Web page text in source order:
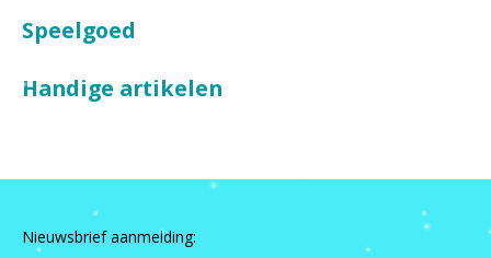
Speelgoed
Handige artikelen
Nieuwsbrief aanmelding: